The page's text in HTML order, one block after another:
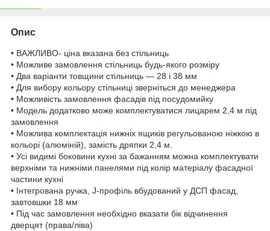
Опис
• ВАЖЛИВО- ціна вказана без стільниць
• Можливе замовлення стільниць будь-якого розміру
• Два варіанти товщини стільниць — 28 і 38 мм
• Для вибору кольору стільниці зверніться до менеджера
• Можливість замовлення фасадів під посудомийку
• Модель додатково може комплектуватися лицарем 2,4 м під
замовлення
• Можлива комплектація нижніх ящиків регульованою ніжкою в
кольорі (алюміній), замість дряпки 2,4 м.
• Усі видимі боковини кухні за бажанням можна комплектувати
верхніми та нижніми панелями під колір матеріалу фасадної
частини кухні
• Інтегрована ручка, J-профіль вбудований у ДСП фасад,
завтовшки 18 мм
• Під час замовлення необхідно вказати бік відчинення
дверцят (права/ліва)